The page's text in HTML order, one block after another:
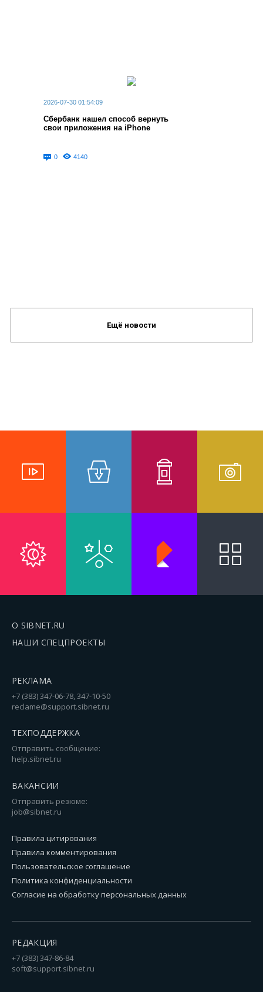
2026-07-30 01:54:09
Сбербанк нашел способ вернуть
свои приложения на iPhone
0 4140
Ещё новости
О SIBNET.RU
НАШИ СПЕЦПРОЕКТЫ
РЕКЛАМА
+7 (383) 347-06-78, 347-10-50
reclame@support.sibnet.ru
ТЕХПОДДЕРЖКА
Отправить сообщение:
help.sibnet.ru
ВАКАНСИИ
Отправить резюме:
job@sibnet.ru
Правила цитирования
Правила комментирования
Пользовательское соглашение
Политика конфиденциальности
Согласие на обработку персональных данных
РЕДАКЦИЯ
+7 (383) 347-86-84
soft@support.sibnet.ru